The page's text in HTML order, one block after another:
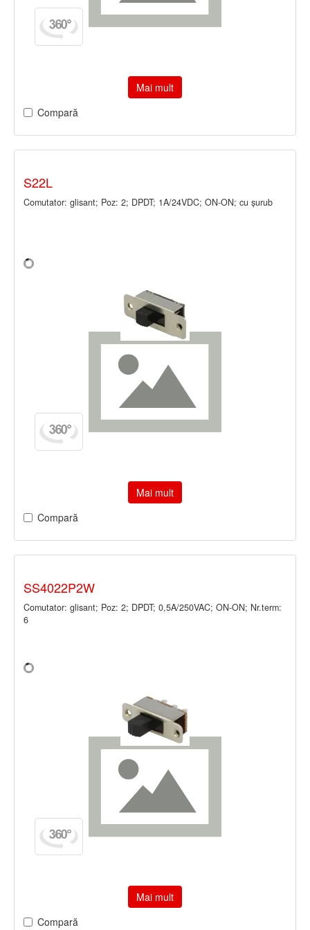
Mai mult
Compară
S22L
Comutator: glisant; Poz: 2; DPDT; 1A/24VDC; ON-ON; cu şurub
Mai mult
Compară
SS4022P2W
Comutator: glisant; Poz: 2; DPDT; 0,5A/250VAC; ON-ON; Nr.term:
6
Mai mult
Compară